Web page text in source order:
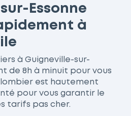
Essonne
à
à Guigneville-sur-
de 8h à minuit pour vous
est hautement
pour vous garantir le
tarifs pas cher.